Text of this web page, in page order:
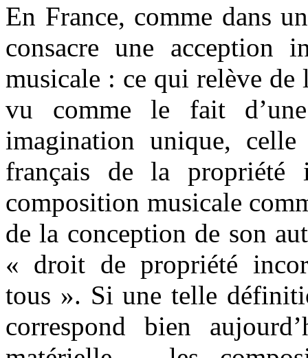
En France, comme dans
consacre une acception
musicale : ce qui relève
vu comme le fait d’une
imagination unique,
français de la propriété
composition musicale
de la conception de son
« droit de propriété
tous ». Si une telle
correspond bien